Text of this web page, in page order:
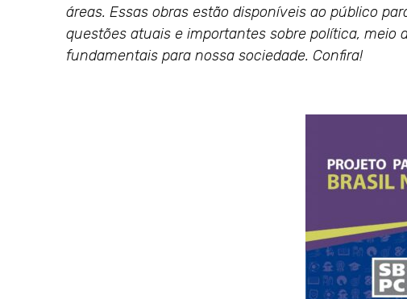
áreas. Essas obras estão disponíveis ao público
questões atuais e importantes sobre política, meio
fundamentais para nossa sociedade. Confira!